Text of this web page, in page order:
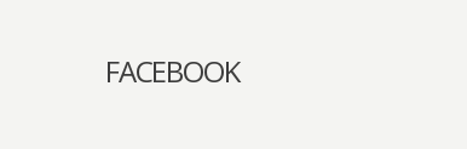
FACEBOOK